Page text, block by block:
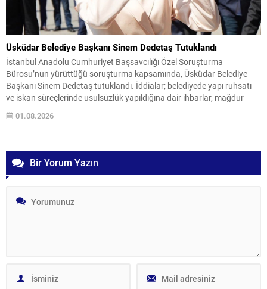
Üsküdar Belediye Başkanı Sinem Dedetaş Tutuklandı
İstanbul Anadolu Cumhuriyet Başsavcılığı Özel Soruşturma
Bürosu’nun yürüttüğü soruşturma kapsamında, Üsküdar Belediye
Başkanı Sinem Dedetaş tutuklandı. İddialar; belediyede yapı ruhsatı
ve iskan süreçlerinde usulsüzlük yapıldığına dair ihbarlar, mağdur
beyanları ve etkin pişmanlıktan yararlanan şüphelilerin ifadeleri
üzerine şekillendi. 29 Temmuz sabahı İstanbul’da 11 adrese
01.08.2026
Bir Yorum Yazın